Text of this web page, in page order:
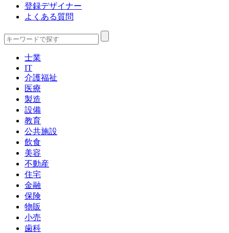
登録デザイナー
よくある質問
士業
IT
介護福祉
医療
製造
設備
教育
公共施設
飲食
美容
不動産
住宅
金融
保険
物販
小売
歯科